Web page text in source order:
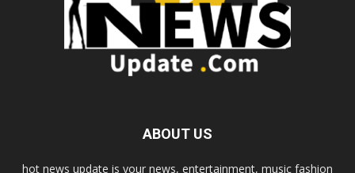
ABOUT US
hot news update is your news, entertainment, music fashion